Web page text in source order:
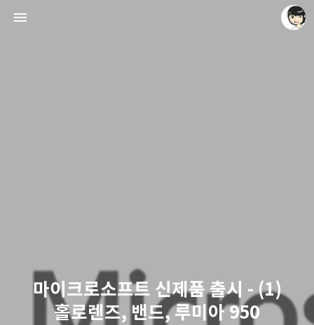
마이크로소프트 신제품 출시 - (1)
홀로렌즈, 밴드, 루미아 950